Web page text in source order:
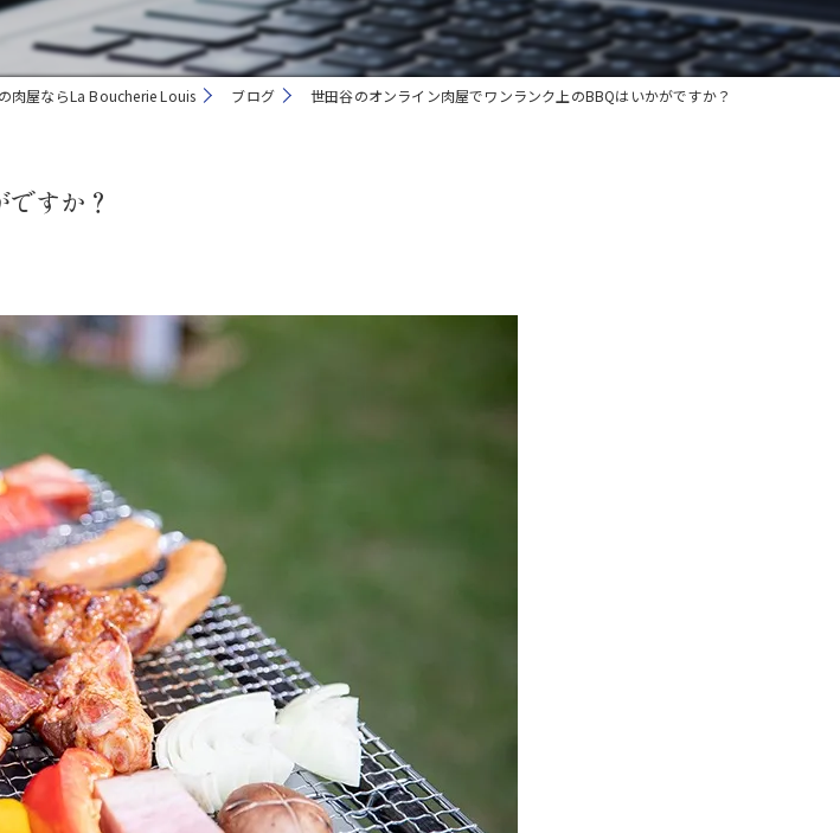
持ち帰り
肉屋ならLa Boucherie Louis ブログ 世田谷のオンライン肉屋でワンランク上のBBQはいかがですか？
すか？